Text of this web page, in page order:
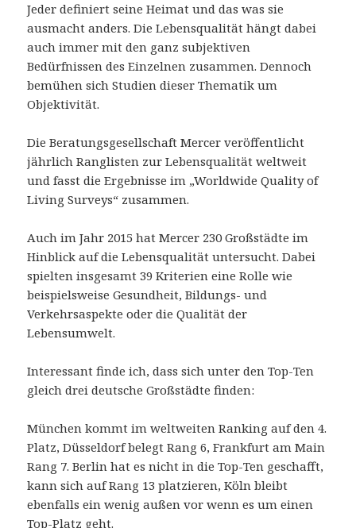
Jeder definiert seine Heimat und das was sie
ausmacht anders. Die Lebensqualität hängt dabei
auch immer mit den ganz subjektiven
Bedürfnissen des Einzelnen zusammen. Dennoch
bemühen sich Studien dieser Thematik um
Objektivität.
Die Beratungsgesellschaft Mercer veröffentlicht
jährlich Ranglisten zur Lebensqualität weltweit
und fasst die Ergebnisse im „Worldwide Quality of
Living Surveys“ zusammen.
Auch im Jahr 2015 hat Mercer 230 Großstädte im
Hinblick auf die Lebensqualität untersucht. Dabei
spielten insgesamt 39 Kriterien eine Rolle wie
beispielsweise Gesundheit, Bildungs- und
Verkehrsaspekte oder die Qualität der
Lebensumwelt.
Interessant finde ich, dass sich unter den Top-Ten
gleich drei deutsche Großstädte finden:
München kommt im weltweiten Ranking auf den 4.
Platz, Düsseldorf belegt Rang 6, Frankfurt am Main
Rang 7. Berlin hat es nicht in die Top-Ten geschafft,
kann sich auf Rang 13 platzieren, Köln bleibt
ebenfalls ein wenig außen vor wenn es um einen
Top-Platz geht.